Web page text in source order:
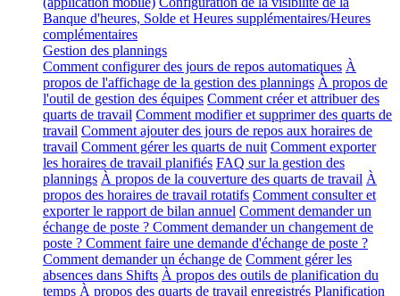
Banque d'heures, Solde et Heures supplémentaires/Heures
complémentaires
Gestion des plannings
Comment configurer des jours de repos automatiques À
propos de l'affichage de la gestion des plannings À propos de
l'outil de gestion des équipes Comment créer et attribuer des
quarts de travail Comment modifier et supprimer des quarts de
travail Comment ajouter des jours de repos aux horaires de
travail Comment gérer les quarts de nuit Comment exporter
les horaires de travail planifiés FAQ sur la gestion des
plannings À propos de la couverture des quarts de travail À
propos des horaires de travail rotatifs Comment consulter et
exporter le rapport de bilan annuel Comment demander un
échange de poste ? Comment demander un changement de
poste ? Comment faire une demande d'échange de poste ?
Comment demander un échange de Comment gérer les
absences dans Shifts À propos des outils de planification du
temps À propos des quarts de travail enregistrés Planification